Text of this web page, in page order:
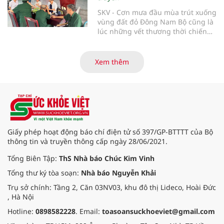
SKV - Cơn mưa đầu mùa trút xuống
vùng đất đỏ Đông Nam Bộ cũng là
lúc những vết thương thời chiến
binh và người có công Long Đất
đem đến hơi ấm từ những phương
pháp Nam y thuần Việt, giúp xoa
dịu cơn đau và nâng cao sức khỏe
cho các cựu chiến binh trước sự
thay đổi đột ngột của thời tiết.
Xem thêm
Giấy phép hoạt động báo chí điện tử số 397/GP-BTTTT của Bộ
thông tin và truyền thông cấp ngày 28/06/2021.
Tổng Biên Tập: ThS Nhà báo Chúc Kim Vinh
Tổng thư ký tòa soạn: Nhà báo Nguyễn Khải
Trụ sở chính: Tầng 2, Căn 03NV03, khu đô thị Lideco, Hoài Đức
, Hà Nội
Hotline: 0898582228. Email: toasoansuckhoeviet@gmail.com